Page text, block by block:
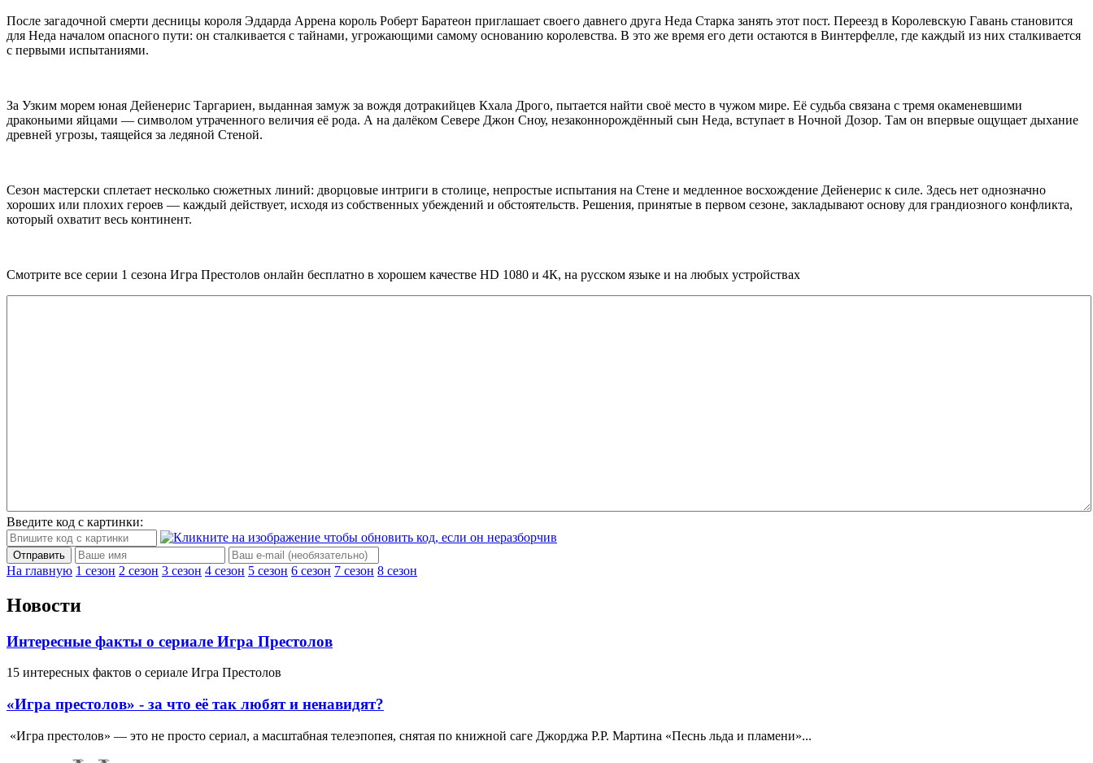
После загадочной смерти десницы короля Эддарда Аррена король Роберт Баратеон приглашает своего давнего друга Неда Старка занять этот пост. Переезд в Королевскую Гавань становится
для Неда началом опасного пути: он сталкивается с тайнами, угрожающими самому основанию королевства. В это же время его дети остаются в Винтерфелле, где каждый из них сталкивается
с первыми испытаниями.
За Узким морем юная Дейенерис Таргариен, выданная замуж за вождя дотракийцев Кхала Дрого, пытается найти своё место в чужом мире. Её судьба связана с тремя окаменевшими
драконьими яйцами — символом утраченного величия её рода. А на далёком Севере Джон Сноу, незаконнорождённый сын Неда, вступает в Ночной Дозор. Там он впервые ощущает дыхание
древней угрозы, таящейся за ледяной Стеной.
Сезон мастерски сплетает несколько сюжетных линий: дворцовые интриги в столице, непростые испытания на Стене и медленное восхождение Дейенерис к силе. Здесь нет однозначно
хороших или плохих героев — каждый действует, исходя из собственных убеждений и обстоятельств. Решения, принятые в первом сезоне, закладывают основу для грандиозного конфликта,
который охватит весь континент.
Смотрите все серии 1 сезона Игра Престолов онлайн бесплатно в хорошем качестве HD 1080 и 4К, на русском языке и на любых устройствах
Введите код с картинки:
Отправить
На главную 1 сезон 2 сезон 3 сезон 4 сезон 5 сезон 6 сезон 7 сезон 8 сезон
Новости
Интересные факты о сериале Игра Престолов
15 интересных фактов о сериале Игра Престолов
«Игра престолов» - за что её так любят и ненавидят?
«Игра престолов» — это не просто сериал, а масштабная телеэпопея, снятая по книжной саге Джорджа Р.Р. Мартина «Песнь льда и пламени»...